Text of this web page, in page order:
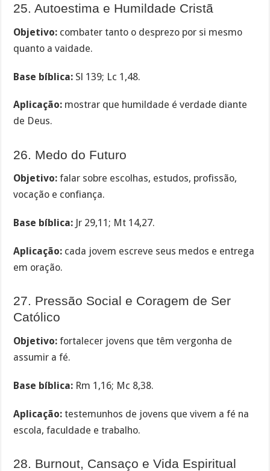
25. Autoestima e Humildade Cristã
Objetivo: combater tanto o desprezo por si mesmo
quanto a vaidade.
Base bíblica: Sl 139; Lc 1,48.
Aplicação: mostrar que humildade é verdade diante
de Deus.
26. Medo do Futuro
Objetivo: falar sobre escolhas, estudos, profissão,
vocação e confiança.
Base bíblica: Jr 29,11; Mt 14,27.
Aplicação: cada jovem escreve seus medos e entrega
em oração.
27. Pressão Social e Coragem de Ser
Católico
Objetivo: fortalecer jovens que têm vergonha de
assumir a fé.
Base bíblica: Rm 1,16; Mc 8,38.
Aplicação: testemunhos de jovens que vivem a fé na
escola, faculdade e trabalho.
28. Burnout, Cansaço e Vida Espiritual